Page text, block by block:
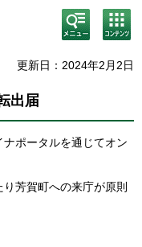
検
索・
メニ
コン
テン
ニュ
更新日：2024年2月2日
出届
ポータルを通じてオン
芳賀町への来庁が原則